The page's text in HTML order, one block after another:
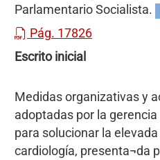
Parlamentario Socialista.
Pág. 17826
Escrito inicial
Medidas organizativas y
adoptadas por la
para solucionar la
cardiología, presenta¬da